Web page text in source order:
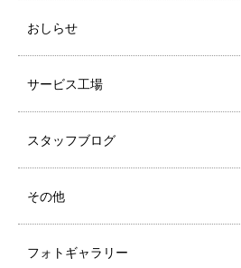
おしらせ
サービス工場
スタッフブログ
その他
フォトギャラリー